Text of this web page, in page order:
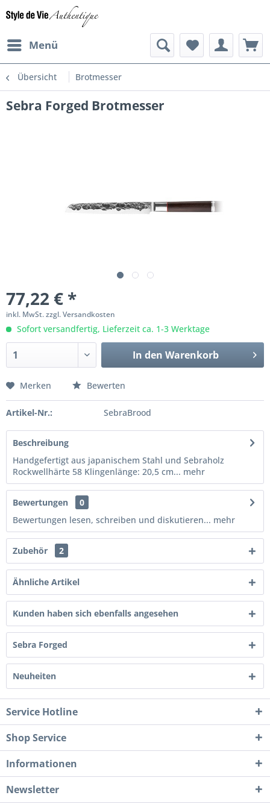
Menü
Übersicht Brotmesser
Sebra Forged Brotmesser
77,22 € *
inkl. MwSt.zzgl. Versandkosten
Sofort versandfertig, Lieferzeit ca. 1-3 Werktage
In den Warenkorb
Merken Bewerten
Artikel-Nr.: SebraBrood
Beschreibung
Handgefertigt aus japanischem Stahl und Sebraholz
Rockwellhärte 58 Klingenlänge: 20,5 cm... mehr
Bewertungen
0
Bewertungen lesen, schreiben und diskutieren... mehr
Zubehör 2
Ähnliche Artikel
Kunden haben sich ebenfalls angesehen
Sebra Forged
Neuheiten
Service Hotline
Shop Service
Informationen
Newsletter